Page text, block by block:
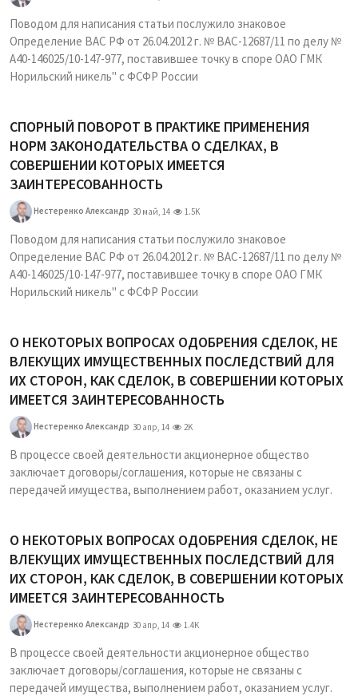
Поводом для написания статьи послужило знаковое
Определение ВАС РФ от 26.04.2012 г. № ВАС-12687/11 по делу №
А40-146025/10-147-977, поставившее точку в споре ОАО ГМК
Норильский никель" с ФСФР России
СПОРНЫЙ ПОВОРОТ В ПРАКТИКЕ ПРИМЕНЕНИЯ
НОРМ ЗАКОНОДАТЕЛЬСТВА О СДЕЛКАХ, В
СОВЕРШЕНИИ КОТОРЫХ ИМЕЕТСЯ
ЗАИНТЕРЕСОВАННОСТЬ
Нестеренко Александр 30 май, 14 1.5K
Поводом для написания статьи послужило знаковое
Определение ВАС РФ от 26.04.2012 г. № ВАС-12687/11 по делу №
А40-146025/10-147-977, поставившее точку в споре ОАО ГМК
Норильский никель" с ФСФР России
О НЕКОТОРЫХ ВОПРОСАХ ОДОБРЕНИЯ СДЕЛОК, НЕ
ВЛЕКУЩИХ ИМУЩЕСТВЕННЫХ ПОСЛЕДСТВИЙ ДЛЯ
ИХ СТОРОН, КАК СДЕЛОК, В СОВЕРШЕНИИ КОТОРЫХ
ИМЕЕТСЯ ЗАИНТЕРЕСОВАННОСТЬ
Нестеренко Александр 30 апр, 14 2K
В процессе своей деятельности акционерное общество
заключает договоры/соглашения, которые не связаны с
передачей имущества, выполнением работ, оказанием услуг.
О НЕКОТОРЫХ ВОПРОСАХ ОДОБРЕНИЯ СДЕЛОК, НЕ
ВЛЕКУЩИХ ИМУЩЕСТВЕННЫХ ПОСЛЕДСТВИЙ ДЛЯ
ИХ СТОРОН, КАК СДЕЛОК, В СОВЕРШЕНИИ КОТОРЫХ
ИМЕЕТСЯ ЗАИНТЕРЕСОВАННОСТЬ
Нестеренко Александр 30 апр, 14 1.4K
В процессе своей деятельности акционерное общество
заключает договоры/соглашения, которые не связаны с
передачей имущества, выполнением работ, оказанием услуг.